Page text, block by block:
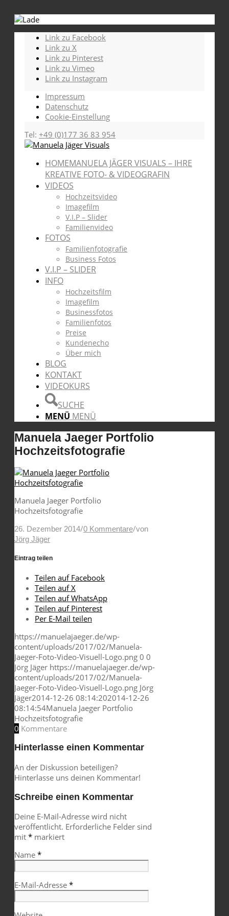
Link zu Facebook
Link zu X
Link zu Pinterest
Link zu Vimeo
Link zu Instagram
Impressum
Datenschutz
Cookie-Einstellung
Tel: +49 (0)177 36 83 954
HOMEMANUELA JÄGER VISUALS – IHRE
KREATIVE FOTO- & VIDEOGRAFIN
VIDEOS
Hochzeitsvideo
Imagefilm
V.I.P – Slider
Familienvideo
FOTOS
Familienfotografie
Business Fotos
V.I.P – SLIDER
INFO
Hochzeitsfilm
Imagefilm
Businessfotos
Familienfotos
Preise
Kundenecho
Über mich
BLOG
KONTAKT
VIDEOKURS
SUCHE
MENÜ MENÜ
Manuela Jaeger Portfolio
Hochzeitsfotografie
Manuela Jaeger Portfolio
Hochzeitsfotografie
26. Dezember 2014/0 Kommentare/von
Jörg Jäger
Eintrag teilen
Teilen auf Facebook
Teilen auf X
Teilen auf WhatsApp
Teilen auf Pinterest
Per E-Mail teilen
https://manuelajaeger.de/wp-
content/uploads/2017/02/Manuela-
Jaeger-Foto-Video-Visuell-Logo.png 0 0
Jörg Jäger https://manuelajaeger.de/wp-
content/uploads/2017/02/Manuela-
Jaeger-Foto-Video-Visuell-Logo.png Jörg
Jäger2014-12-26 08:14:202014-12-26
08:14:54Manuela Jaeger Portfolio
Hochzeitsfotografie
0 Kommentare
Hinterlasse einen Kommentar
An der Diskussion beteiligen?
Hinterlasse uns deinen Kommentar!
Schreibe einen Kommentar
Deine E-Mail-Adresse wird nicht
veröffentlicht. Erforderliche Felder sind
mit * markiert
Name *
E-Mail-Adresse *